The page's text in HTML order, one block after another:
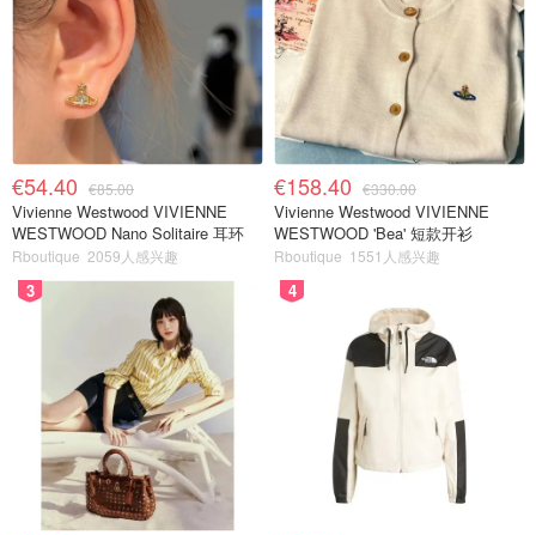
€54.40 €85.00
Vivienne Westwood VIVIENNE
WESTWOOD Nano Solitaire 耳环
Rboutique 2059人感兴趣
€158.40 €330.00
Vivienne Westwood VIVIENNE
WESTWOOD 'Bea' 短款开衫
Rboutique 1551人感兴趣
3 4